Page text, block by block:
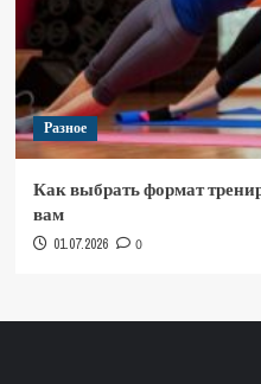
Разное
Как выбрать формат
вам
01.07.2026 0